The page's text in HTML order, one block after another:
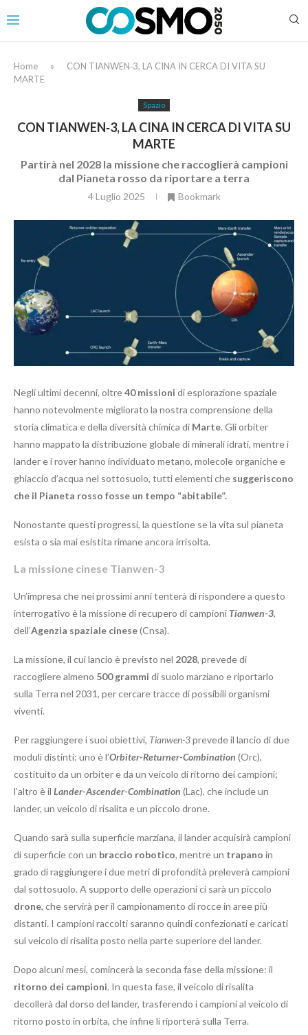
Home »
CON TIANWEN‑3, LA CINA IN CERCA DI VITA SU
MARTE
Spazio
CON TIANWEN‑3, LA CINA IN CERCA DI VITA SU
MARTE
Partirà nel 2028 la missione che raccoglierà campioni
dal Pianeta rosso da riportare a terra
4 Luglio 2025 Bookmark
Negli ultimi decenni, oltre40 missioni di esplorazione spaziale
hanno notevolmente migliorato la nostra comprensione della
storia climatica e della diversità chimica di Marte. Gli orbiter
hanno mappato la distribuzione globale di minerali idrati, mentre i
lander e i rover hanno individuato metano, molecole organiche e
ghiaccio d’acqua nel sottosuolo, tutti elementi che suggeriscono
che il Pianeta rosso fosse un tempo “abitabile”.
Nonostante questi progressi, la questione se la vita sul pianeta
esista o sia mai esistita rimane ancora irrisolta.
La missione cinese Tianwen-3
Un’impresa che nei prossimi anni tenterà di rispondere a questo
interrogativo è la missione di recupero di campioni Tianwen-3,
dell’Agenzia spaziale cinese(Cnsa).
La missione, il cui lancio è previsto nel 2028, prevede di
raccogliere almeno 500 grammi di suolo marziano e riportarlo
sulla Terra nel 2031, per cercare tracce di possibili organismi
viventi.
Per raggiungere i suoi obiettivi, Tianwen-3prevede il lancio di due
moduli distinti: uno è l’Orbiter-Returner-Combination (Orc),
costituito da un orbiter e da un veicolo di ritorno dei campioni;
l’altro è il Lander-Ascender-Combination (Lac), che include un
lander, un veicolo di risalita e un piccolo drone.
Quando sarà sulla superficie marziana, il lander acquisirà campioni
di superficie con un braccio robotico, mentre un trapano in
grado di raggiungere i due metri di profondità preleverà campioni
dal sottosuolo. A supporto delle operazioni ci sarà un piccolo
drone, che servirà per il campionamento di rocce in aree più
distanti. I campioni raccolti saranno quindi confezionati e caricati
sul veicolo di risalita posto nella parte superiore del lander.
Dopo alcuni mesi, comincerà la seconda fase della missione: il
ritorno dei campioni. In questa fase, il veicolo di risalita
decollerà dal dorso del lander, trasferendo i campioni al veicolo di
ritorno posto in orbita, che infine li riporterà sulla Terra.